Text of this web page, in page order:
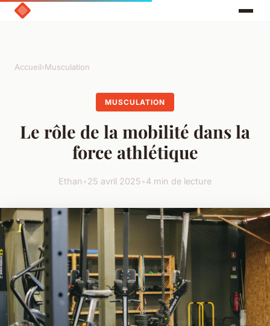
Accueil›Musculation
MUSCULATION
Le rôle de la mobilité dans la
force athlétique
Ethan•25 avril 2025•4 min de lecture